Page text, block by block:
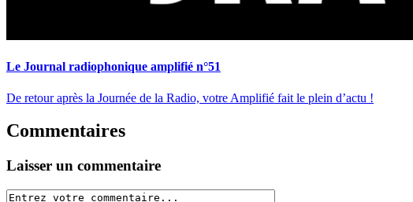
Le Journal radiophonique amplifié n°51
De retour après la Journée de la Radio, votre Amplifié fait le plein d’actu !
Commentaires
Laisser un commentaire